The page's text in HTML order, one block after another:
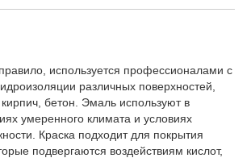
используется профессионалами с
различных поверхностей,
кирпич, бетон. Эмаль используют в
умеренного климата и условиях
Краска подходит для покрытия
подвергаются воздействиям кислот,